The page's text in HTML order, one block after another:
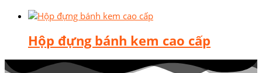
Hộp đựng bánh kem cao cấp